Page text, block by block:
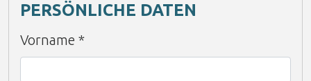
PERSÖNLICHE DATEN
Vorname *